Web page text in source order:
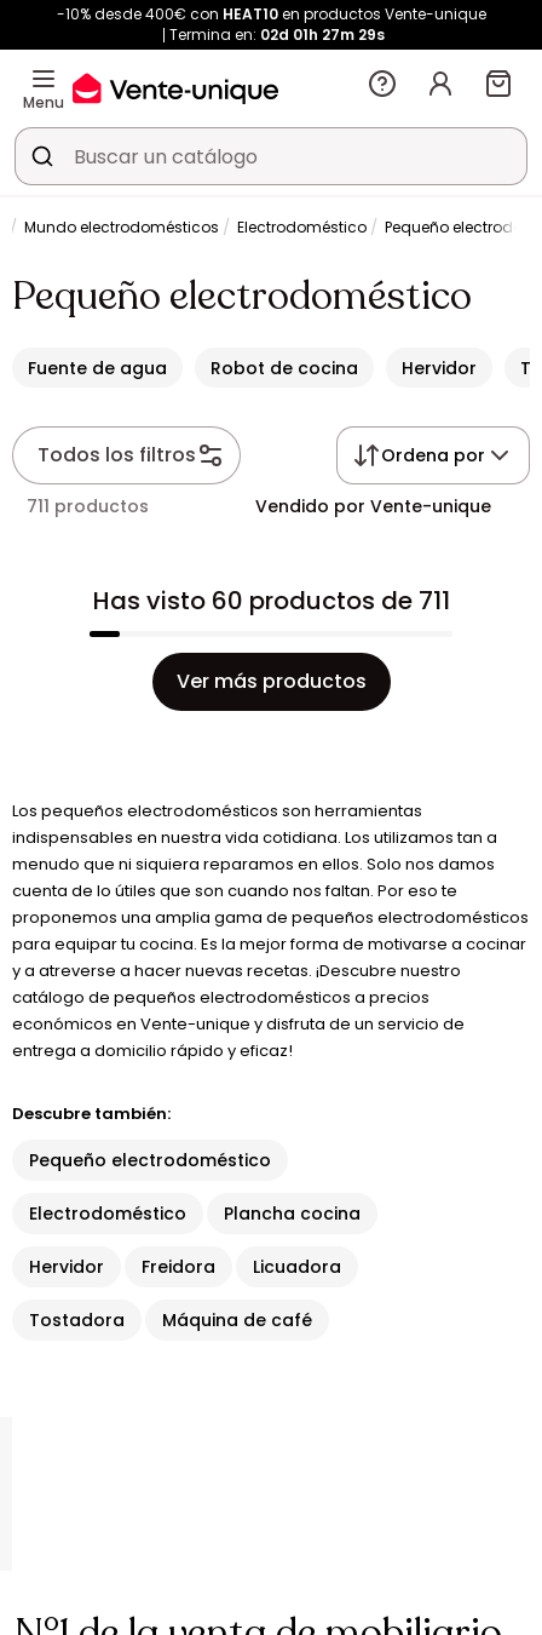
-10% desde 400€ con HEAT10en productos Vente-unique
Termina en: 02d 01h 27m 28s
Menu
Mundo electrodomésticos Electrodoméstico Pequeño
Pequeño electrodoméstico
Fuente de agua Robot de cocina Hervidor
Todos los filtros Ordena por
711 productos Vendido por Vente-unique
Has visto 60 productos de 711
Ver más productos
Los pequeños electrodomésticos son herramientas
indispensables en nuestra vida cotidiana. Los utilizamos tan a
menudo que ni siquiera reparamos en ellos. Solo nos damos
cuenta de lo útiles que son cuando nos faltan. Por eso te
proponemos una amplia gama de pequeños electrodomésticos
para equipar tu cocina. Es la mejor forma de motivarse a cocinar
y a atreverse a hacer nuevas recetas. ¡Descubre nuestro
catálogo de pequeños electrodomésticos a precios
económicos en Vente-unique y disfruta de un servicio de
entrega a domicilio rápido y eficaz!
Descubre también:
Pequeño electrodoméstico
Electrodoméstico Plancha cocina
Hervidor Freidora Licuadora
Tostadora Máquina de café